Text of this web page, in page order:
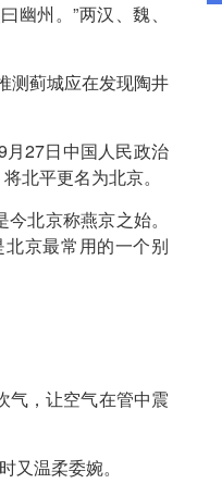
州。”两汉、魏、
测蓟城应在发现陶井
27日中国人民政治
北平更名为北京。
北京称燕京之始。
京最常用的一个别
，让空气在管中震
温柔委婉。